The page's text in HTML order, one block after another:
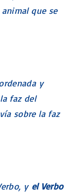
que se
y
faz del
sobre la faz
y el Verbo